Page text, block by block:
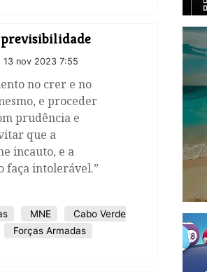
13 nov 2023 7:55
no crer e no
e proceder
prudência e
que a
incauto, e a
faça intolerável.”
MNE
Cabo Verde
Forças Armadas